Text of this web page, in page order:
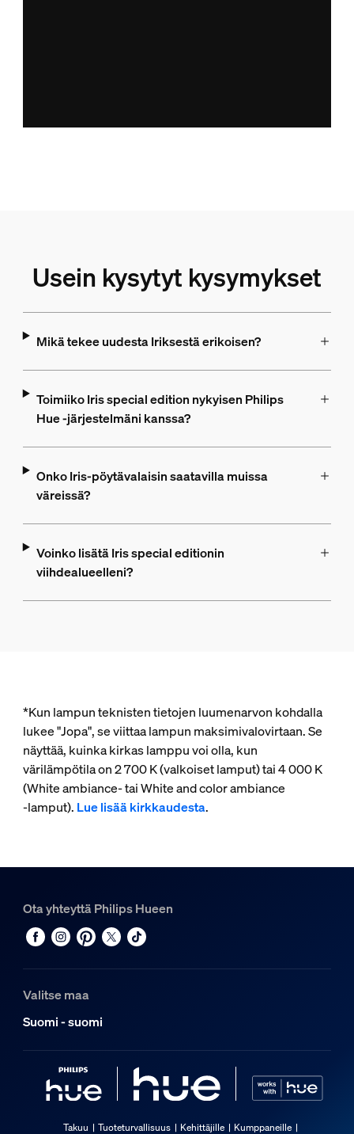
Usein kysytyt kysymykset
Mikä tekee uudesta Iriksestä erikoisen?
Toimiiko Iris special edition nykyisen Philips
Hue -järjestelmäni kanssa?
Onko Iris-pöytävalaisin saatavilla muissa
väreissä?
Voinko lisätä Iris special editionin
viihdealueelleni?
*Kun lampun teknisten tietojen luumenarvon kohdalla
lukee "Jopa", se viittaa lampun maksimivalovirtaan. Se
näyttää, kuinka kirkas lamppu voi olla, kun
värilämpötila on 2 700 K (valkoiset lamput) tai 4 000 K
(White ambiance- tai White and color ambiance
‑lamput). Lue lisää kirkkaudesta.
Ota yhteyttä Philips Hueen
Valitse maa
Suomi - suomi
Takuu Tuoteturvallisuus Kehittäjille Kumppaneille